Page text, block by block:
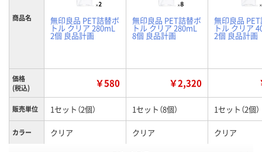
商品名 無印良品 PET詰替ボ
トル クリア 280mL
2個 良品計画
無印良品 PET詰替ボ
トル クリア 280mL
8個 良品計画
無印良品
トル クリア
2個 良品計画
価格
(税込)
￥580 ￥2,320
販売単位 1セット（2個） 1セット（8個） 1セット（2個）
カラー クリア クリア クリア